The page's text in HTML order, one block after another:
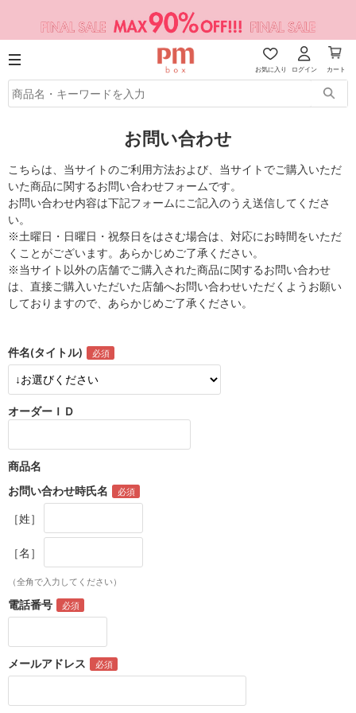
お気に入り ログイン カート
お問い合わせ
こちらは、当サイトのご利用方法および、当サイトでご購入いただ
いた商品に関するお問い合わせフォームです。
お問い合わせ内容は下記フォームにご記入のうえ送信してくださ
い。
※土曜日・日曜日・祝祭日をはさむ場合は、対応にお時間をいただ
くことがございます。あらかじめご了承ください。
※当サイト以外の店舗でご購入された商品に関するお問い合わせ
は、直接ご購入いただいた店舗へお問い合わせいただくようお願い
しておりますので、あらかじめご了承ください。
件名(タイトル)
オーダーＩＤ
商品名
お問い合わせ時氏名
［姓］
［名］
（全角で入力してください）
電話番号
メールアドレス